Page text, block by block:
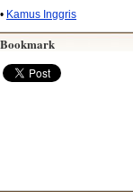
• Kamus Inggris
Bookmark